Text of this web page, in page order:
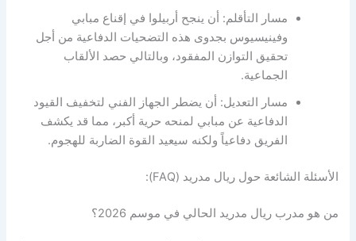
مسار التأقلم: أن ينجح أربيلوا في إقناع مبابي
وفينيسيوس بجدوى هذه التضحيات الدفاعية من أجل
تحقيق التوازن المفقود، وبالتالي حصد الألقاب
الجماعية.
مسار التعديل: أن يضطر الجهاز الفني لتخفيف القيود
الدفاعية عن مبابي لمنحه حرية أكبر، مما قد يكشف
الفريق دفاعياً ولكنه سيعيد القوة الضاربة للهجوم.
الأسئلة الشائعة حول ريال مدريد (FAQ):
من هو مدرب ريال مدريد الحالي في موسم 2026؟